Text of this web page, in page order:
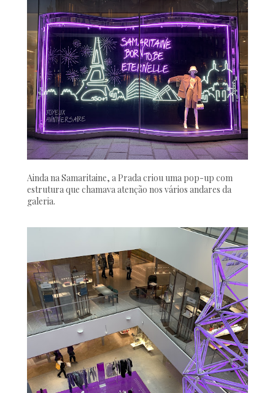
Ainda na Samaritaine, a Prada criou uma pop-up com
estrutura que chamava atenção nos vários andares da
galeria.